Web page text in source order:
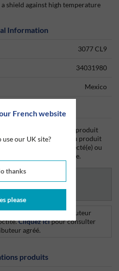
French website
our UK site?
thanks
please
shield against high temperature
Information
3077 CL9
34031980
Mexico
technique (TDS) du produit
de sécurité (SDS) du produit
vous vous êtes connecté(e) ou
visible et téléchargeable.
accès aux fiches
:Silmid est un distributeur
Cliquez icipour consulter
agréé.
produits